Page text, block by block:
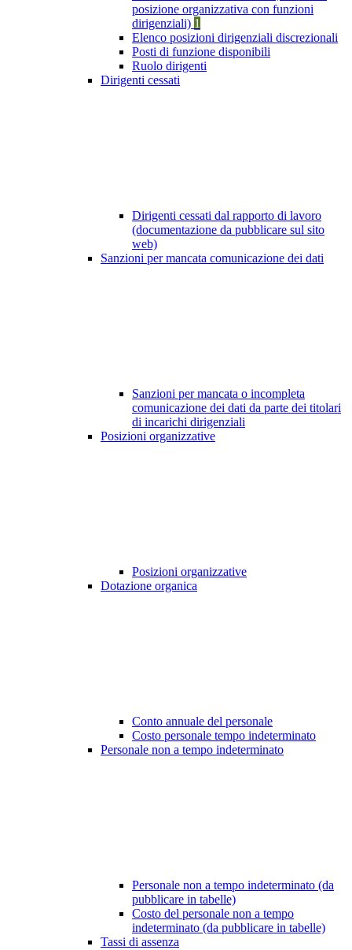
posizione organizzativa con funzioni
dirigenziali) 1
Elenco posizioni dirigenziali discrezionali
Posti di funzione disponibili
Ruolo dirigenti
Dirigenti cessati
Dirigenti cessati dal rapporto di lavoro
(documentazione da pubblicare sul sito
web)
Sanzioni per mancata comunicazione dei dati
Sanzioni per mancata o incompleta
comunicazione dei dati da parte dei titolari
di incarichi dirigenziali
Posizioni organizzative
Posizioni organizzative
Dotazione organica
Conto annuale del personale
Costo personale tempo indeterminato
Personale non a tempo indeterminato
Personale non a tempo indeterminato (da
pubblicare in tabelle)
Costo del personale non a tempo
indeterminato (da pubblicare in tabelle)
Tassi di assenza